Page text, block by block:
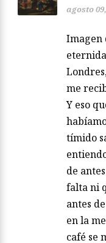
agosto
Imagen
me
Y eso
tímido
de
falta ni
antes
en la
café se